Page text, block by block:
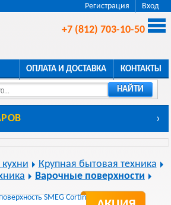
Регистрация Вход
+7 (812) 703-10-50
ОПЛАТА И ДОСТАВКА КОНТАКТЫ
НАЙТИ
›
Крупная бытовая техника
Варочные поверхности